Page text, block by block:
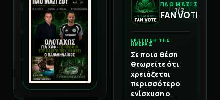
ΠΑΟ ΜΑΖΙ ΣΟΥ
FAN VOTE
1 / 2
ΕΡΩΤΗΣΗ ΤΗΣ
ΗΜΕΡΑΣ
Σε ποια θέση
θεωρείτε ότι
χρειάζεται
περισσότερο
ενίσχυση ο